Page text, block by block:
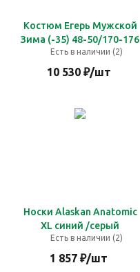
Костюм Егерь Мужской
Зима (-35) 48-50/170-176
Есть в наличии (2)
10 530₽/шт
Носки Alaskan Anatomic
XL cиний /cерый
Есть в наличии (2)
1 857 ₽/шт